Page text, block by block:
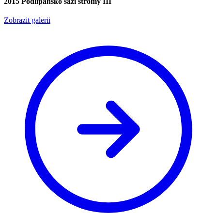
Zobrazit galerii